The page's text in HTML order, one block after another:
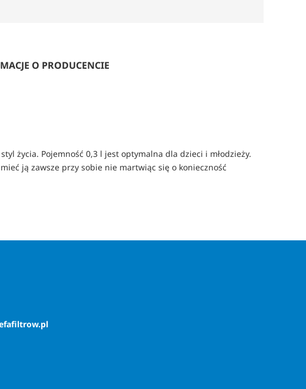
O PRODUCENCIE
życia. Pojemność 0,3 l jest optymalna dla dzieci i młodzieży.
ją zawsze przy sobie nie martwiąc się o konieczność